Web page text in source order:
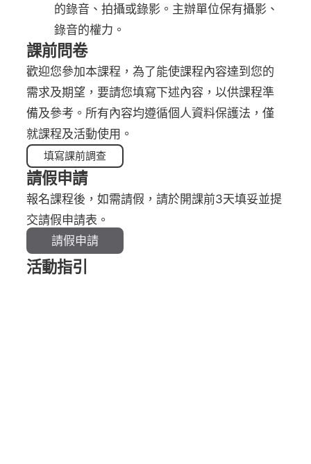
的錄音、拍攝或錄影。主辦單位保有攝影、
錄音的權力。
課前問卷
歡迎您參加本課程，為了能使課程內容達到您的
需求及期望，要請您填寫下述內容，以供課程準
備及參考。所有內容均遵循個人資料保護法，僅
就課程及活動使用。
填寫課前調查
請假申請
報名課程後，如需請假，請於開課前3天填妥並提
交請假申請表。
請假申請
活動指引